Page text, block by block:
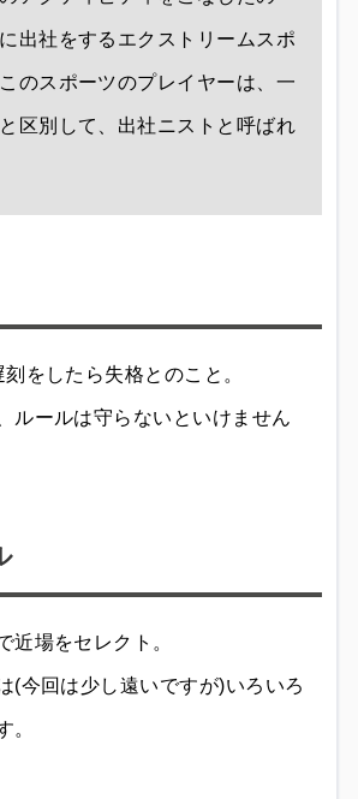
出社をするエクストリームスポ
のスポーツのプレイヤーは、一
区別して、出社ニストと呼ばれ
をしたら失格とのこと。
ルールは守らないといけません
近場をセレクト。
(今回は少し遠いですが)いろいろ
。